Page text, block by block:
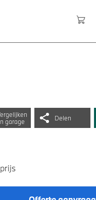
garage
Delen